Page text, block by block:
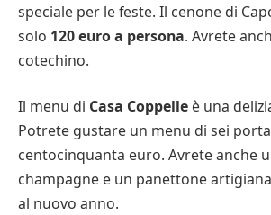
speciale per le feste. Il cenone di
solo 120 euro a persona. Avrete
cotechino.
Il menu di Casa Coppelle è una
Potrete gustare un menu di sei
centocinquanta euro. Avrete anche
champagne e un panettone
al nuovo anno.